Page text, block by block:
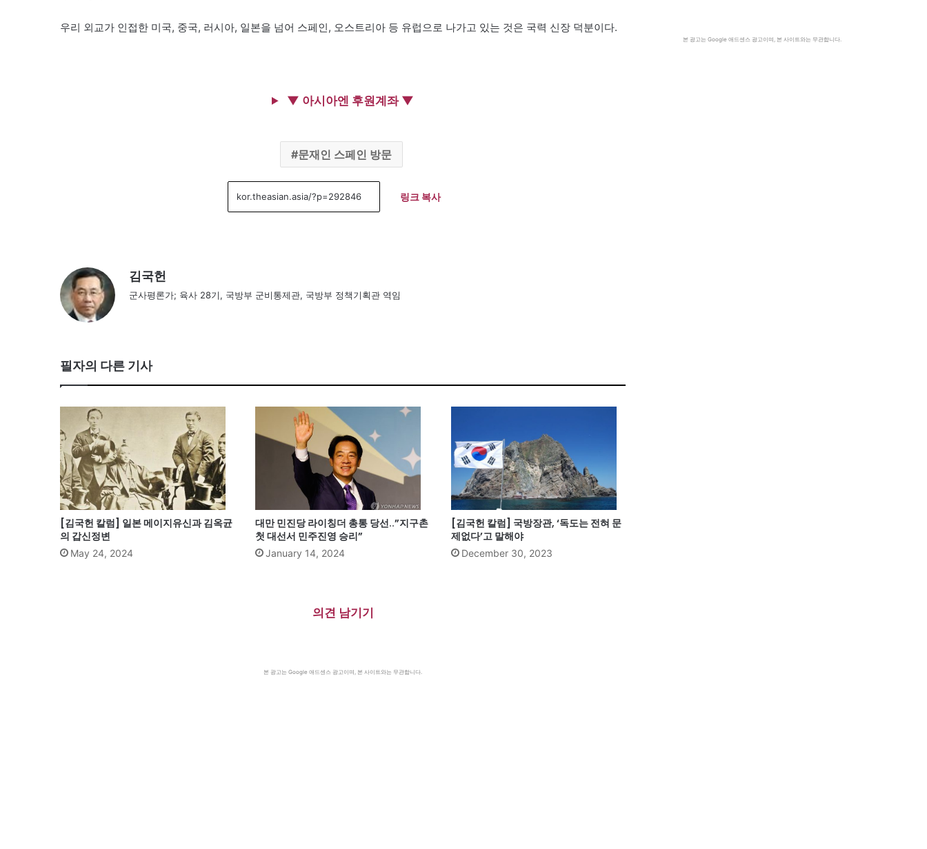
우리 외교가 인접한 미국, 중국, 러시아, 일본을 넘어 스페인, 오스트리아 등 유럽으로 나가고 있는 것은 국력 신장 덕분이다.
▼ 아시아엔 후원계좌 ▼
문재인 스페인 방문
링크 복사
김국헌
군사평론가; 육사 28기, 국방부 군비통제관, 국방부 정책기획관 역임
필자의 다른 기사
[김국헌 칼럼] 일본 메이지유신과 김옥균
의 갑신정변
May 24, 2024
대만 민진당 라이칭더 총통 당선..”지구촌
첫 대선서 민주진영 승리”
January 14, 2024
[김국헌 칼럼] 국방장관, ‘독도는 전혀 문
제없다’고 말해야
December 30, 2023
의견 남기기
본 광고는 Google 애드센스 광고이며, 본 사이트와는 무관합니다.
본 광고는 Google 애드센스 광고이며, 본 사이트와는 무관합니다.